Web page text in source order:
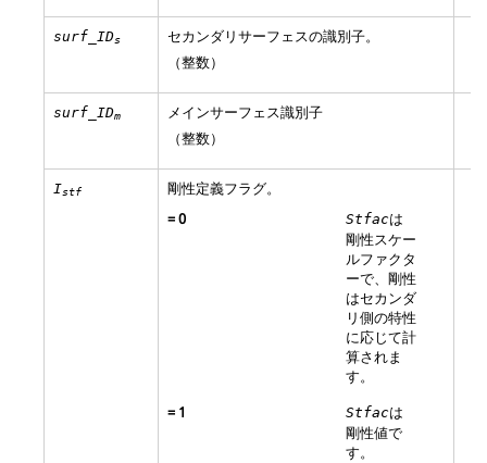
surf_IDs
セカンダリサーフェスの識別子。
（整数）
surf_IDm
メインサーフェス識別子
（整数）
Istf
剛性定義フラグ。
=0 Stfacは
剛性スケー
ルファクタ
ーで、剛性
はセカンダ
リ側の特性
に応じて計
算されま
す。
= 1 Stfacは
剛性値で
す。